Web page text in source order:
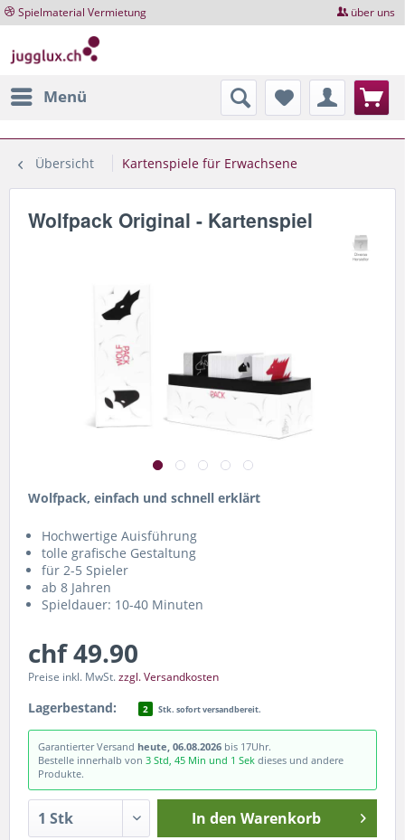
Spielmaterial Vermietung über uns
Menü
Übersicht Kartenspiele für Erwachsene
Wolfpack Original - Kartenspiel
Wolfpack, einfach und schnell erklärt
Hochwertige Auisführung
tolle grafische Gestaltung
für 2-5 Spieler
ab 8 Jahren
Spieldauer: 10-40 Minuten
chf 49.90
Preise inkl. MwSt.zzgl. Versandkosten
Lagerbestand: 2 Stk. sofort versandbereit.
Garantierter Versand heute, 06.08.2026 bis 17Uhr.
Bestelle innerhalb von 3 Std, 45 Min und 0 Sek dieses und andere
Produkte.
In den Warenkorb